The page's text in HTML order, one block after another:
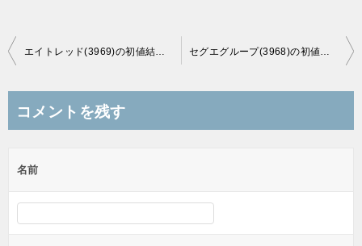
投
ビ
ー
シ
ョ
エイトレッド(3969)の初値結果は上限気配近くの4,210円、ストップ高で引ける！ セグエグループ(3968)の初値結果は3倍超えの5,500円、一気にストップ高！
コメントを残す
名前